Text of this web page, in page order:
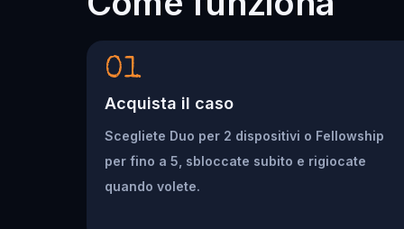
01
Acquista il caso
Scegliete Duo per 2 dispositivi o Fellowship
per fino a 5, sbloccate subito e rigiocate
quando volete.